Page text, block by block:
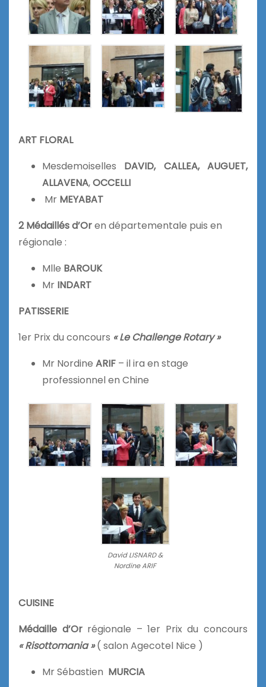
ART FLORAL
Mesdemoiselles DAVID, CALLEA, AUGUET,
ALLAVENA,OCCELLI
Mr MEYABAT
2 Médaillés d’Oren départementale puis en
régionale :
Mlle BAROUK
Mr INDART
PATISSERIE
1er Prix du concours « Le Challenge Rotary »
Mr Nordine ARIF – il ira en stage
professionnel en Chine
David LISNARD &
Nordine ARIF
CUISINE
Médaille d’Orrégionale – 1er Prix du concours
« Risottomania »( salon Agecotel Nice )
Mr Sébastien MURCIA